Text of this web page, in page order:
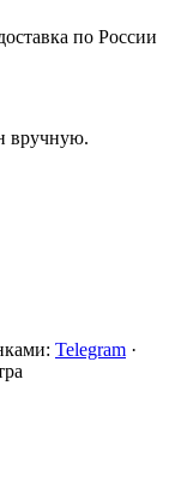
по России
вручную.
Telegram ·